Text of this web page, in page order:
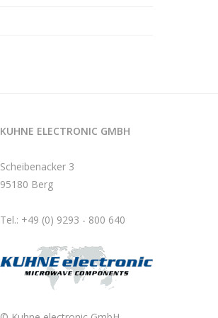
KUHNE ELECTRONIC GMBH
Scheibenacker 3
95180 Berg
Tel.: +49 (0) 9293 - 800 640